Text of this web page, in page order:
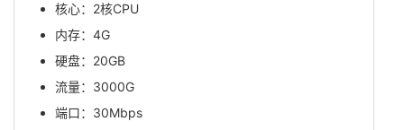
核心：2核CPU
内存：4G
硬盘：20GB
流量：3000G
端口：30Mbps